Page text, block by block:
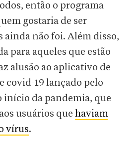
então o programa
gostaria de ser
ainda não foi. Além disso,
para aqueles que estão
alusão ao aplicativo de
covid-19 lançado pelo
início da pandemia, que
usuários que haviam
vírus.